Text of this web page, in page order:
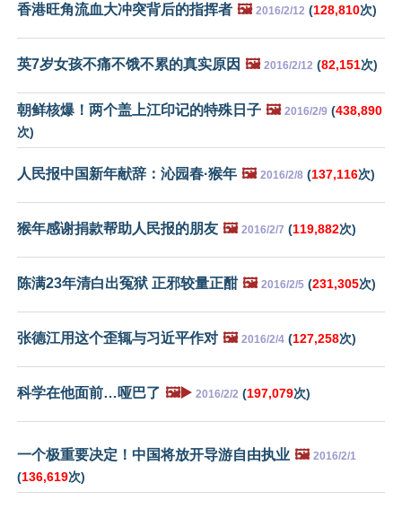
香港旺角流血大冲突背后的指挥者 🖼️ 2016/2/12 (128,810次)
英7岁女孩不痛不饿不累的真实原因 🖼️ 2016/2/12 (82,151次)
朝鲜核爆！两个盖上江印记的特殊日子 🖼️ 2016/2/9 (438,890
次)
人民报中国新年献辞：沁园春·猴年 🖼️ 2016/2/8 (137,116次)
猴年感谢捐款帮助人民报的朋友 🖼️ 2016/2/7 (119,882次)
陈满23年清白出冤狱 正邪较量正酣 🖼️ 2016/2/5 (231,305次)
张德江用这个歪辄与习近平作对 🖼️ 2016/2/4 (127,258次)
科学在他面前…哑巴了 🖼️▶️ 2016/2/2 (197,079次)
一个极重要决定！中国将放开导游自由执业 🖼️ 2016/2/1
(136,619次)